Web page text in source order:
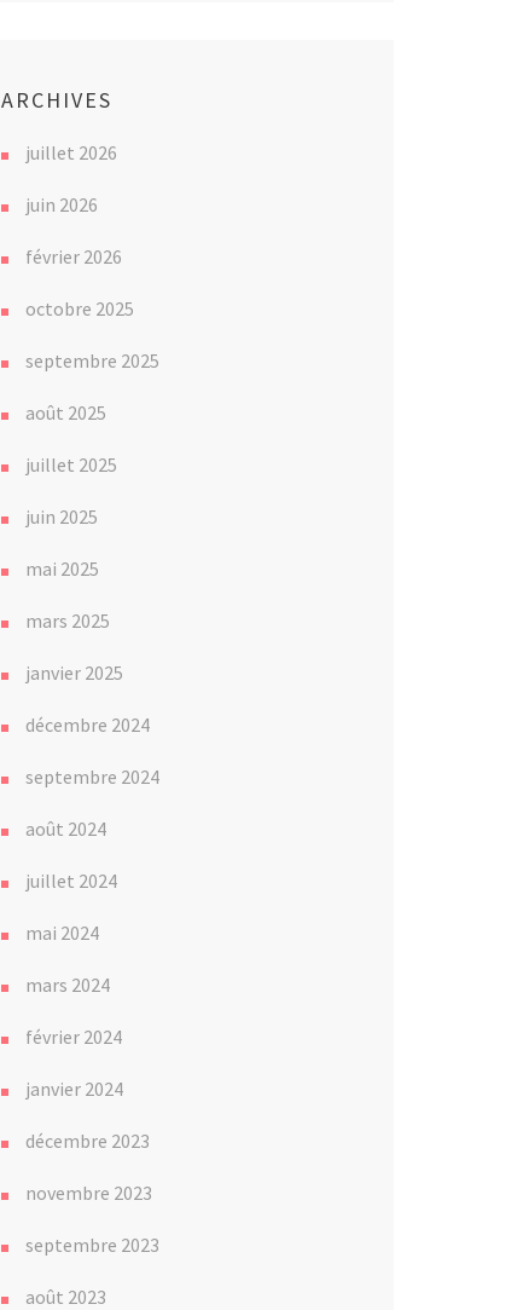
ARCHIVES
juillet 2026
juin 2026
février 2026
octobre 2025
septembre 2025
août 2025
juillet 2025
juin 2025
mai 2025
mars 2025
janvier 2025
décembre 2024
septembre 2024
août 2024
juillet 2024
mai 2024
mars 2024
février 2024
janvier 2024
décembre 2023
novembre 2023
septembre 2023
août 2023